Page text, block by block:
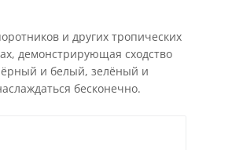
и других тропических
демонстрирующая сходство
и белый, зелёный и
бесконечно.